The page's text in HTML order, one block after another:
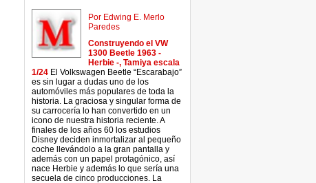
Por Edwing E. Merlo
Paredes
Construyendo el VW
1300 Beetle 1963 -
Herbie -, Tamiya escala
1/24 El Volkswagen Beetle “Escarabajo”
es sin lugar a dudas uno de los
automóviles más populares de toda la
historia. La graciosa y singular forma de
su carrocería lo han convertido en un
icono de nuestra historia reciente. A
finales de los años 60 los estudios
Disney deciden inmortalizar al pequeño
coche llevándolo a la gran pantalla y
además con un papel protagónico, así
nace Herbie y además lo que sería una
secuela de cinco producciones. La